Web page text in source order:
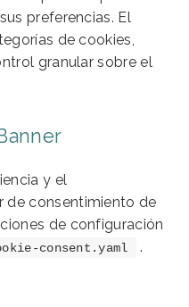
preferencias. El
de cookies,
granular sobre el
y el
de consentimiento de
de configuración
consent.yaml
.